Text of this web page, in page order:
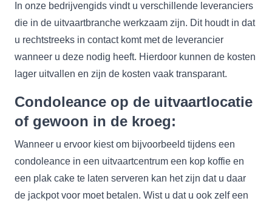
In onze bedrijvengids vindt u verschillende leveranciers
die in de uitvaartbranche werkzaam zijn. Dit houdt in dat
u rechtstreeks in contact komt met de leverancier
wanneer u deze nodig heeft. Hierdoor kunnen de kosten
lager uitvallen en zijn de kosten vaak transparant.
Condoleance op de uitvaartlocatie
of gewoon in de kroeg:
Wanneer u ervoor kiest om bijvoorbeeld tijdens een
condoleance in een uitvaartcentrum een kop koffie en
een plak cake te laten serveren kan het zijn dat u daar
de jackpot voor moet betalen. Wist u dat u ook zelf een